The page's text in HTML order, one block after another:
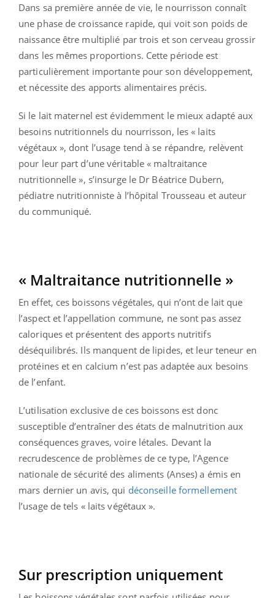
Dans sa première année de vie, le nourrisson connaît
une phase de croissance rapide, qui voit son poids de
naissance être multiplié par trois et son cerveau grossir
dans les mêmes proportions. Cette période est
particulièrement importante pour son développement,
et nécessite des apports alimentaires précis.
Si le lait maternel est évidemment le mieux adapté aux
besoins nutritionnels du nourrisson, les « laits
végétaux », dont l’usage tend à se répandre, relèvent
pour leur part d’une véritable « maltraitance
nutritionnelle », s’insurge le Dr Béatrice Dubern,
pédiatre nutritionniste à l’hôpital Trousseau et auteur
du communiqué.
« Maltraitance nutritionnelle »
En effet, ces boissons végétales, qui n’ont de lait que
l’aspect et l’appellation commune, ne sont pas assez
caloriques et présentent des apports nutritifs
déséquilibrés. Ils manquent de lipides, et leur teneur en
protéines et en calcium n’est pas adaptée aux besoins
de l’enfant.
L’utilisation exclusive de ces boissons est donc
susceptible d’entraîner des états de malnutrition aux
conséquences graves, voire létales. Devant la
recrudescence de problèmes de ce type, l’Agence
nationale de sécurité des aliments (Anses) a émis en
mars dernier un avis, qui déconseille formellement
l’usage de tels « laits végétaux ».
Sur prescription uniquement